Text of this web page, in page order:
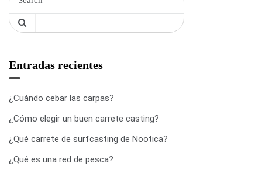
Entradas recientes
¿Cuándo cebar las carpas?
¿Cómo elegir un buen carrete casting?
¿Qué carrete de surfcasting de Nootica?
¿Qué es una red de pesca?